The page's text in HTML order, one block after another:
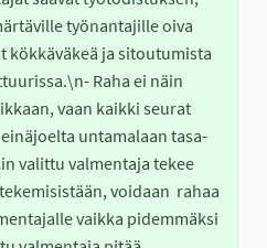
työnantajille oiva
kökkäväkeä ja sitoutumista
Raha ei näin
vaan kaikki seurat
untamalaan tasa-
valittu valmentaja tekee
voidaan  rahaa
vaikka pidemmäksi